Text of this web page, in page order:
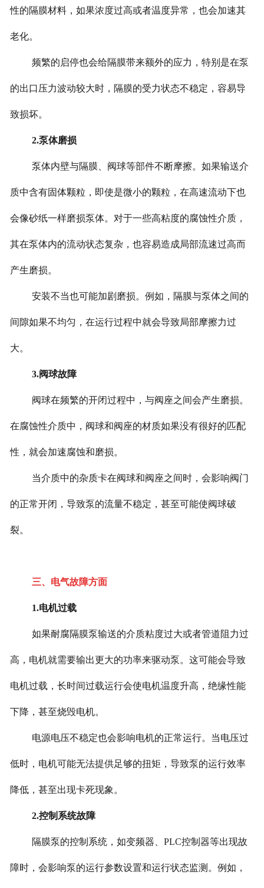
性的隔膜材料，如果浓度过高或者温度异常，也会加速其
老化。
频繁的启停也会给隔膜带来额外的应力，特别是在泵
的出口压力波动较大时，隔膜的受力状态不稳定，容易导
致损坏。
2.泵体磨损
泵体内壁与隔膜、阀球等部件不断摩擦。如果输送介
质中含有固体颗粒，即使是微小的颗粒，在高速流动下也
会像砂纸一样磨损泵体。对于一些高粘度的腐蚀性介质，
其在泵体内的流动状态复杂，也容易造成局部流速过高而
产生磨损。
安装不当也可能加剧磨损。例如，隔膜与泵体之间的
间隙如果不均匀，在运行过程中就会导致局部摩擦力过
大。
3.阀球故障
阀球在频繁的开闭过程中，与阀座之间会产生磨损。
在腐蚀性介质中，阀球和阀座的材质如果没有很好的匹配
性，就会加速腐蚀和磨损。
当介质中的杂质卡在阀球和阀座之间时，会影响阀门
的正常开闭，导致泵的流量不稳定，甚至可能使阀球破
裂。
三、电气故障方面
1.电机过载
如果耐腐隔膜泵输送的介质粘度过大或者管道阻力过
高，电机就需要输出更大的功率来驱动泵。这可能会导致
电机过载，长时间过载运行会使电机温度升高，绝缘性能
下降，甚至烧毁电机。
电源电压不稳定也会影响电机的正常运行。当电压过
低时，电机可能无法提供足够的扭矩，导致泵的运行效率
降低，甚至出现卡死现象。
2.控制系统故障
隔膜泵的控制系统，如变频器、PLC控制器等出现故
障时，会影响泵的运行参数设置和运行状态监测。例如，